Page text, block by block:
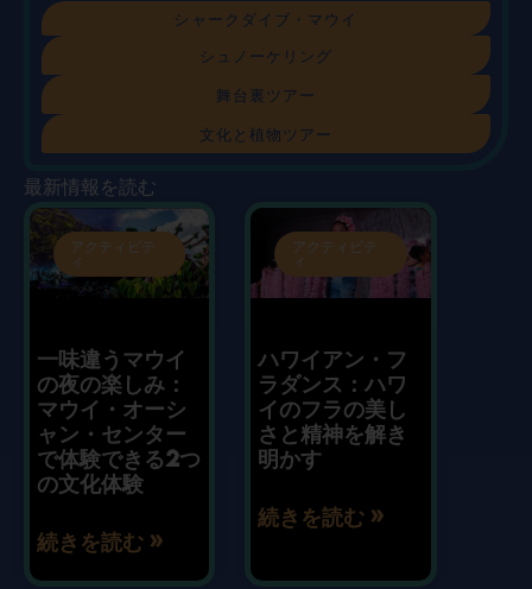
シャークダイブ・マウイ
シュノーケリング
舞台裏ツアー
文化と植物ツアー
最新情報を読む
アクティビテ
ィ
一味違うマウイ
の夜の楽しみ：
マウイ・オーシ
ャン・センター
で体験できる2つ
の文化体験
続きを読む »
アクティビテ
ィ
ハワイアン・フ
ラダンス：ハワ
イのフラの美し
さと精神を解き
明かす
続きを読む »